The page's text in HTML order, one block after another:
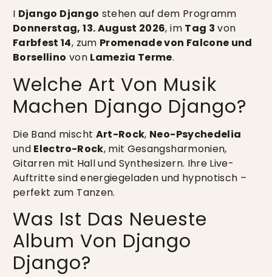
I Django Django stehen auf dem Programm
Donnerstag, 13. August 2026, im Tag 3 von
Farbfest 14, zum Promenade von Falcone und
Borsellino von Lamezia Terme.
Welche Art Von Musik
Machen Django Django?
Die Band mischt Art-Rock, Neo-Psychedelia
und Electro-Rock, mit Gesangsharmonien,
Gitarren mit Hall und Synthesizern. Ihre Live-
Auftritte sind energiegeladen und hypnotisch –
perfekt zum Tanzen.
Was Ist Das Neueste
Album Von Django
Django?